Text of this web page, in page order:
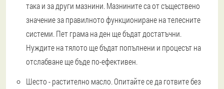
така и за други мазнини. Мазнините са от съществено
значение за правилното функциониране на телесните
системи. Пет грама на ден ще бъдат достатъчни.
Нуждите на тялото ще бъдат попълнени и процесът на
отслабване ще бъде по-ефективен.
Шесто - растително масло. Опитайте се да готвите без